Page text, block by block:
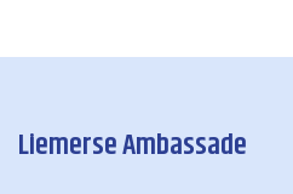
Liemerse Ambassade